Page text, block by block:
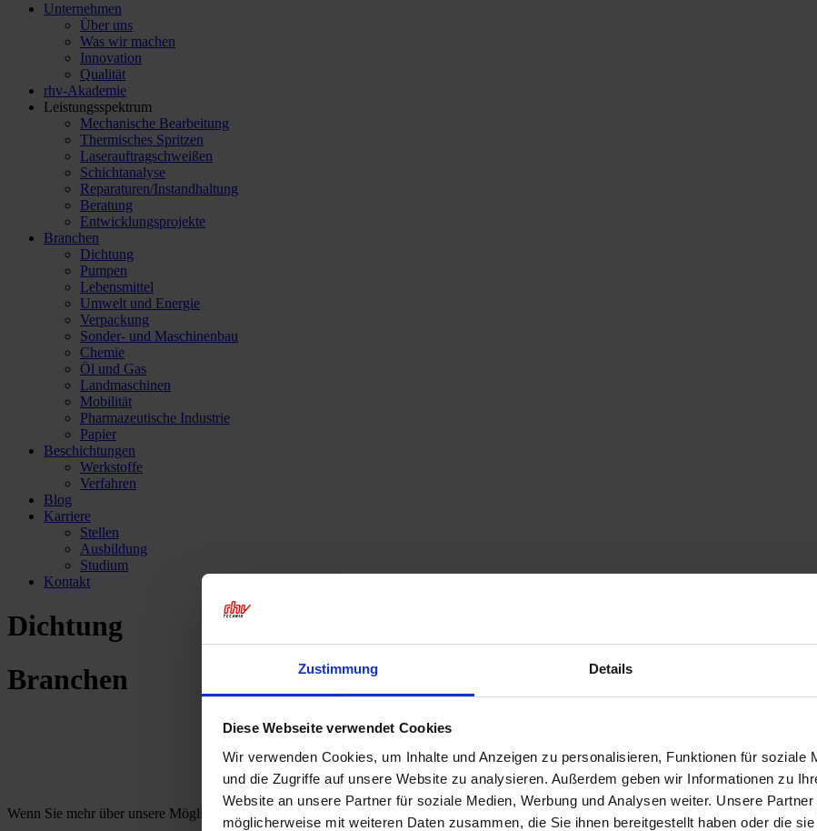
Zustimmung Details
Diese Webseite verwendet Cookies
Wir verwenden Cookies, um Inhalte und Anzeigen zu personalisieren, Funktionen für soziale
und die Zugriffe auf unsere Website zu analysieren. Außerdem geben wir Informationen zu
Website an unsere Partner für soziale Medien, Werbung und Analysen weiter. Unsere
möglicherweise mit weiteren Daten zusammen, die Sie ihnen bereitgestellt haben oder die
Unternehmen
Über uns
Was wir machen
Innovation
Qualität
rhv-Akademie
Leistungsspektrum
Mechanische Bearbeitung
Thermisches Spritzen
Laserauftragschweißen
Schichtanalyse
Reparaturen/​Instandhaltung
Beratung
Entwicklungsprojekte
Branchen
Dichtung
Pumpen
Lebensmittel
Umwelt und Energie
Verpackung
Sonder- und Maschinenbau
Chemie
Öl und Gas
Landmaschinen
Mobilität
Pharmazeutische Industrie
Papier
Beschichtungen
Werkstoffe
Verfahren
Blog
Karriere
Stellen
Ausbildung
Studium
Kontakt
Dichtung
Branchen
Thermische Beschichtungen in der
Jedes Dichtungssystem benötigt seine eigene thermische
Wenn Sie mehr über unsere Möglichkeiten rund um keramische Beschichtungen in der Dichtungstechnik wissen möchten, nehmen Sie jetzt